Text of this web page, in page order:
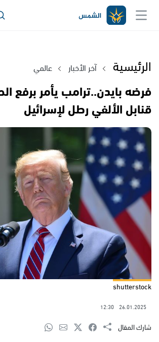
الرئيسية آخر الأخبار عالمي
فرضه بايدن..ترامب يأمر برفع
قنابل الألفي رطل لإسرائيل
shutterstock
26.01.2025
12:30
شارك المقال